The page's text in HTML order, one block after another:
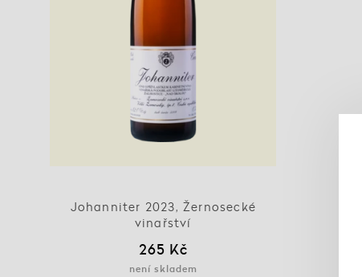
Johanniter 2023, Žernosecké
vinařství
265 Kč
není skladem